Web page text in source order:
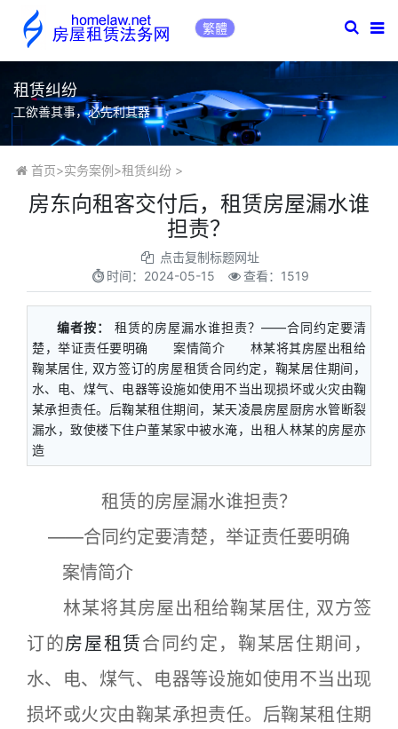
繁體
租赁纠纷
工欲善其事，必先利其器
首页>实务案例 >租赁纠纷>
房东向租客交付后，租赁房屋漏水谁
担责？
点击复制标题网址
时间： 2024-05-15 查看：1519
编者按：
租赁的房屋漏水谁担责？——合同约定要清
楚，举证责任要明确 案情简介 林某将其房屋出租给
鞠某居住, 双方签订的房屋租赁合同约定，鞠某居住期间，
水、电、煤气、电器等设施如使用不当出现损坏或火灾由鞠
某承担责任。后鞠某租住期间，某天凌晨房屋厨房水管断裂
漏水，致使楼下住户董某家中被水淹，出租人林某的房屋亦
造
租赁的房屋漏水谁担责？
——合同约定要清楚，举证责任要明确
案情简介
林某将其房屋出租给鞠某居住, 双方签
订的房屋租赁合同约定，鞠某居住期间，
水、电、煤气、电器等设施如使用不当出现
损坏或火灾由鞠某承担责任。后鞠某租住期